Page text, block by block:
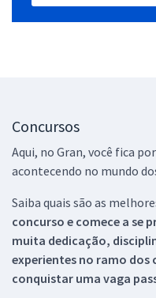
Concursos
Aqui, no Gran, você fica
acontecendo no mundo
Saiba quais são as
concurso e comece a se
muita dedicação,
experientes no ramo dos
conquistar uma vaga